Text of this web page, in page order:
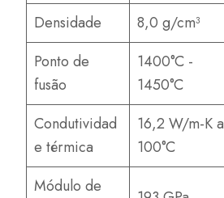
Densidade 8,0 g/cm³
Ponto de
fusão
1400°C -
1450°C
Condutividad
e térmica
16,2 W/m-K a
100°C
Módulo de